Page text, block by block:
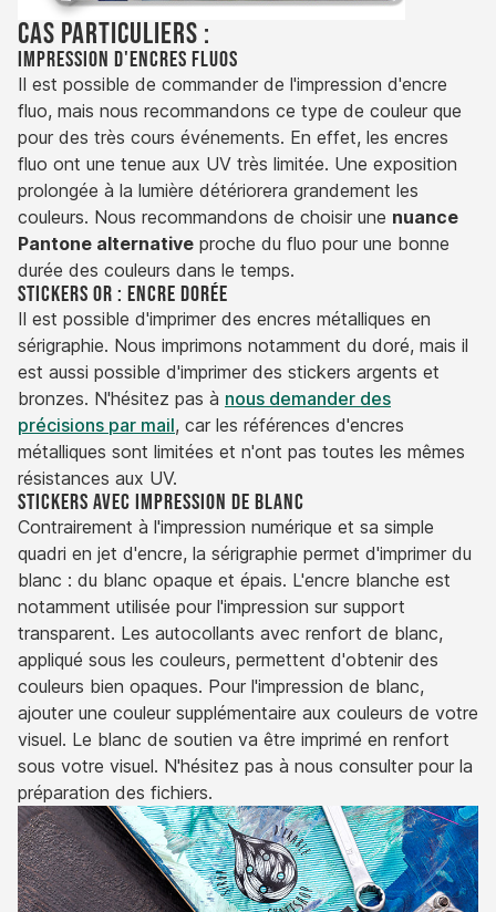
Cas particuliers :
Impression d'encres fluos
Il est possible de commander de l'impression d'encre
fluo, mais nous recommandons ce type de couleur que
pour des très cours événements. En effet, les encres
fluo ont une tenue aux UV très limitée. Une exposition
prolongée à la lumière détériorera grandement les
couleurs. Nous recommandons de choisir une nuance
Pantone alternative proche du fluo pour une bonne
durée des couleurs dans le temps.
Stickers Or : encre dorée
Il est possible d'imprimer des encres métalliques en
sérigraphie. Nous imprimons notamment du doré, mais il
est aussi possible d'imprimer des stickers argents et
bronzes. N'hésitez pas à nous demander des
précisions par mail, car les références d'encres
métalliques sont limitées et n'ont pas toutes les mêmes
résistances aux UV.
Stickers avec impression de BLANC
Contrairement à l'impression numérique et sa simple
quadri en jet d'encre, la sérigraphie permet d'imprimer du
blanc : du blanc opaque et épais. L'encre blanche est
notamment utilisée pour l'impression sur support
transparent. Les autocollants avec renfort de blanc,
appliqué sous les couleurs, permettent d'obtenir des
couleurs bien opaques. Pour l'impression de blanc,
ajouter une couleur supplémentaire aux couleurs de votre
visuel. Le blanc de soutien va être imprimé en renfort
sous votre visuel. N'hésitez pas à nous consulter pour la
préparation des fichiers.